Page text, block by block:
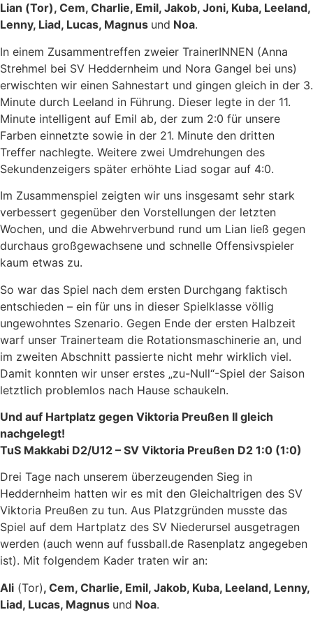
Lian (Tor), Cem, Charlie, Emil, Jakob, Joni, Kuba, Leeland,
Lenny, Liad, Lucas, Magnus und Noa.
In einem Zusammentreffen zweier TrainerINNEN (Anna
Strehmel bei SV Heddernheim und Nora Gangel bei uns)
erwischten wir einen Sahnestart und gingen gleich in der 3.
Minute durch Leeland in Führung. Dieser legte in der 11.
Minute intelligent auf Emil ab, der zum 2:0 für unsere
Farben einnetzte sowie in der 21. Minute den dritten
Treffer nachlegte. Weitere zwei Umdrehungen des
Sekundenzeigers später erhöhte Liad sogar auf 4:0.
Im Zusammenspiel zeigten wir uns insgesamt sehr stark
verbessert gegenüber den Vorstellungen der letzten
Wochen, und die Abwehrverbund rund um Lian ließ gegen
durchaus großgewachsene und schnelle Offensivspieler
kaum etwas zu.
So war das Spiel nach dem ersten Durchgang faktisch
entschieden – ein für uns in dieser Spielklasse völlig
ungewohntes Szenario. Gegen Ende der ersten Halbzeit
warf unser Trainerteam die Rotationsmaschinerie an, und
im zweiten Abschnitt passierte nicht mehr wirklich viel.
Damit konnten wir unser erstes „zu-Null“-Spiel der Saison
letztlich problemlos nach Hause schaukeln.
Und auf Hartplatz gegen Viktoria Preußen II gleich
nachgelegt!
TuS Makkabi D2/U12 – SV Viktoria Preußen D2 1:0 (1:0)
Drei Tage nach unserem überzeugenden Sieg in
Heddernheim hatten wir es mit den Gleichaltrigen des SV
Viktoria Preußen zu tun. Aus Platzgründen musste das
Spiel auf dem Hartplatz des SV Niederursel ausgetragen
werden (auch wenn auf fussball.de Rasenplatz angegeben
ist). Mit folgendem Kader traten wir an:
Ali (Tor), Cem, Charlie, Emil, Jakob, Kuba, Leeland, Lenny,
Liad, Lucas, Magnus und Noa.